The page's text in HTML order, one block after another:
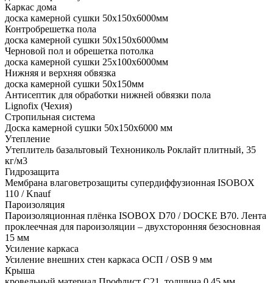
Каркас дома
доска камерной сушки 50x150x6000мм
Контробрешетка пола
доска камерной сушки 50x150x6000мм
Черновой пол и обрешетка потолка
доска камерной сушки 25x100x6000мм
Нижняя и верхняя обвязка
доска камерной сушки 50x150мм
Антисептик для обработки нижней обвязки пола
Lignofix (Чехия)
Стропильная система
Доска камерной сушки 50х150х6000 мм
Утепление
Утеплитель базальтовый Технониколь Роклайт плитный, 35
кг/м3
Гидрозащита
Мембрана влаговетрозащиты супердиффузионная ISOBOX
110 / Knauf
Пароизоляция
Пароизоляционная плёнка ISOBOX D70 / DOCKЕ B70. Лента
проклеечная для пароизоляции – двухсторонняя безосновная
15 мм
Усиление каркаса
Усиление внешних стен каркаса ОСП / OSB 9 мм
Крыша